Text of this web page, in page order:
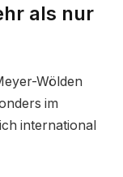
als nur
Wölden
im
international